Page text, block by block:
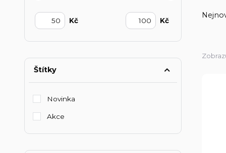
Kč Kč
Štítky
Novinka
Akce